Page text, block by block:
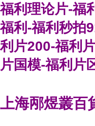
福利理论片-福
福利-福利秒拍
利片200-福利
片国模-福利片
上海邴煜叢百